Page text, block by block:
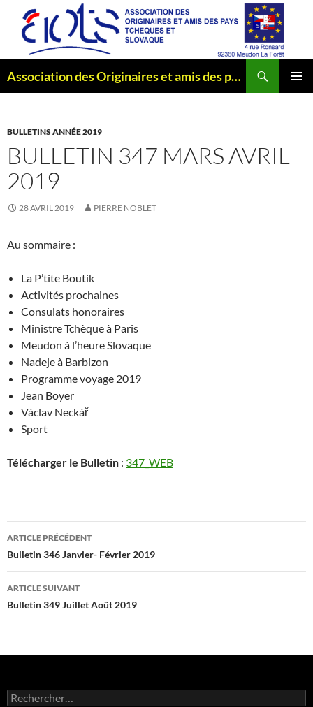
contenu
Association des Originaires et amis des pays Tchèques et Slovaque
BULLETINS ANNÉE 2019
BULLETIN 347 MARS AVRIL
2019
28 AVRIL 2019 PIERRE NOBLET
Au sommaire :
La P’tite Boutik
Activités prochaines
Consulats honoraires
Ministre Tchèque à Paris
Meudon à l’heure Slovaque
Nadeje à Barbizon
Programme voyage 2019
Jean Boyer
Václav Neckář
Sport
Télécharger le Bulletin : 347_WEB
Navigation
des
articles
ARTICLE PRÉCÉDENT
Bulletin 346 Janvier- Février 2019
ARTICLE SUIVANT
Bulletin 349 Juillet Août 2019
Rechercher :